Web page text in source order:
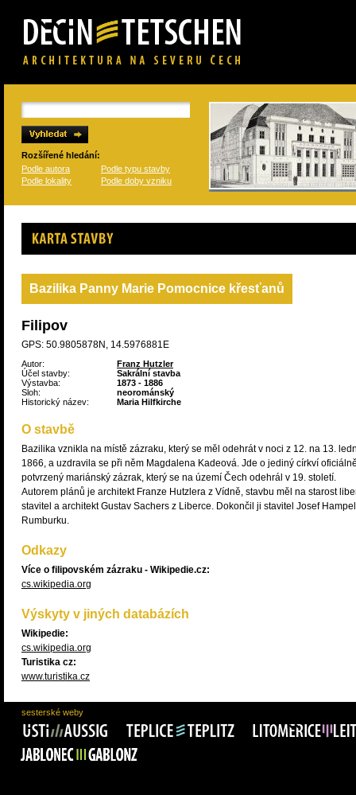
Rozšířené hledání:
Podle autora
Podle typu stavby
Podle lokality
Podle doby vzniku
Karta stavby
Bazilika Panny Marie Pomocnice křesťanů
Filipov
GPS: 50.9805878N, 14.5976881E
Autor:
Franz Hutzler
Účel stavby:
Sakrální stavba
Výstavba:
1873 - 1886
Sloh:
neorománský
Historický název:
Maria Hilfkirche
O stavbě
Bazilika vznikla na místě zázraku, který se měl odehrát v noci z 12. na 13.
1866, a uzdravila se při něm Magdalena Kadeová. Jde o jediný církví
potvrzený mariánský zázrak, který se na území Čech odehrál v 19. století.
Autorem plánů je architekt Franze Hutzlera z Vídně, stavbu měl na starost
stavitel a architekt Gustav Sachers z Liberce. Dokončil ji stavitel Josef
Rumburku.
Odkazy
Více o filipovském zázraku - Wikipedie.cz:
cs.wikipedia.org
Výskyty v jiných databázích
Wikipedie:
cs.wikipedia.org
Turistika cz:
www.turistika.cz
sesterské weby